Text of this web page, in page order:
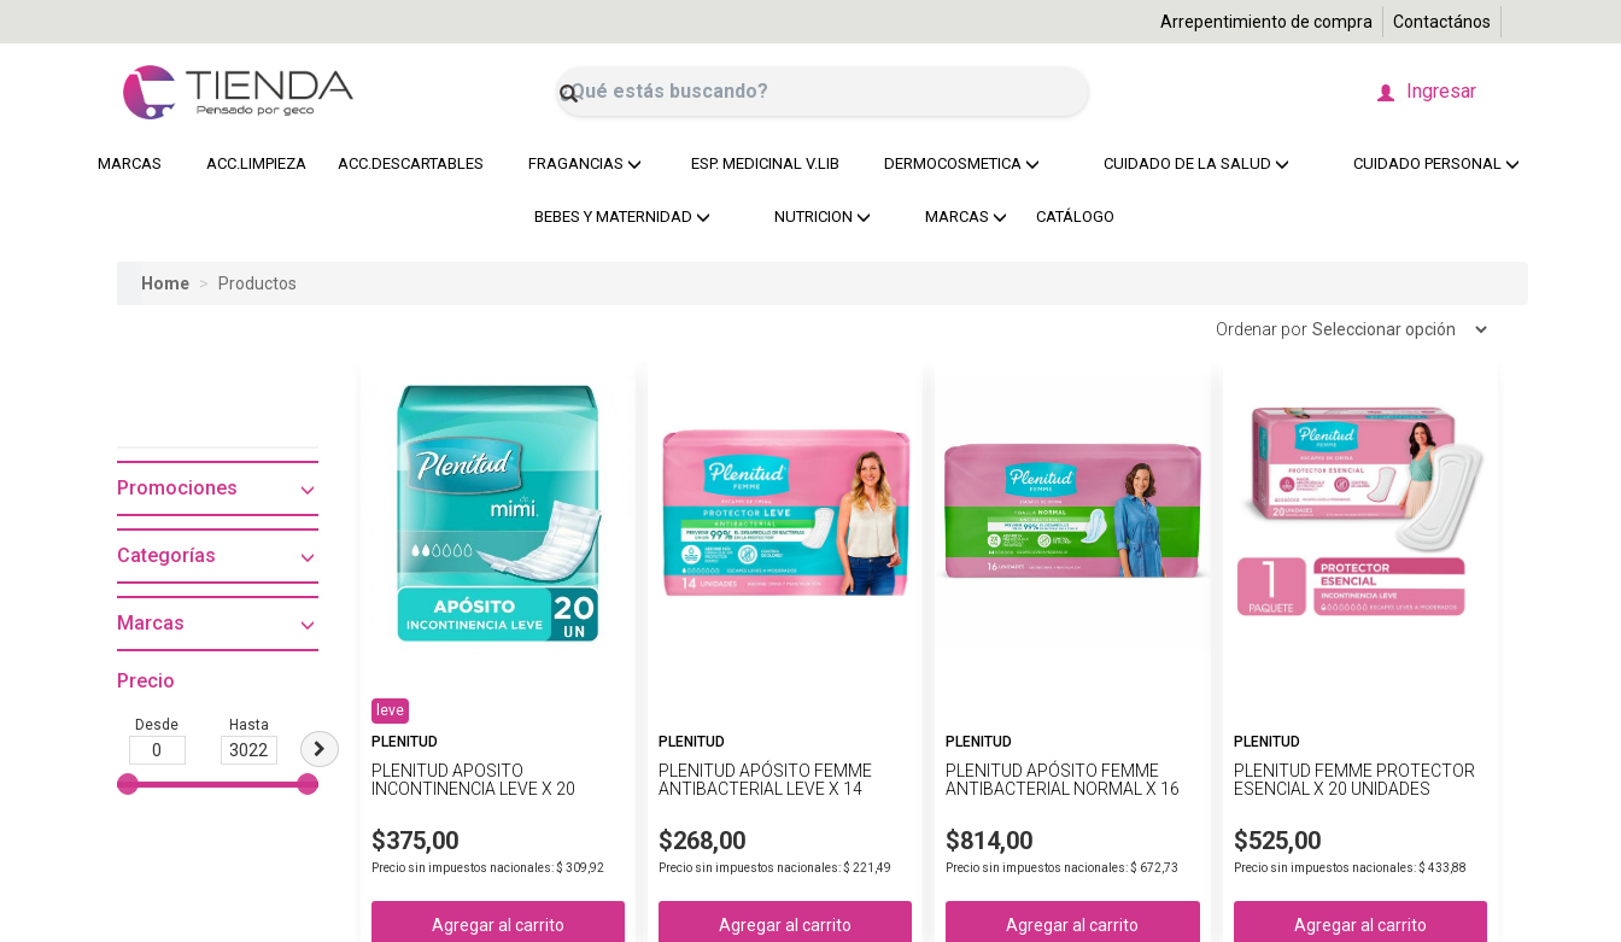
Arrepentimiento de compra Contactános
Ingresar
MARCAS ACC.LIMPIEZA ACC.DESCARTABLES FRAGANCIAS ESP. MEDICINAL V.LIB DERMOCOSMETICA CUIDADO DE LA SALUD CUIDADO PERSONAL
BEBES Y MATERNIDAD NUTRICION MARCAS CATÁLOGO
Home Productos
Ordenar por
Promociones
Categorías
Marcas
Precio
Desde Hasta
leve
PLENITUD
PLENITUD APOSITO
INCONTINENCIA LEVE X 20
$375,00
Precio sin impuestos nacionales: $ 309,92
Agregar al carrito
PLENITUD
PLENITUD APÓSITO FEMME
ANTIBACTERIAL LEVE X 14
$268,00
Precio sin impuestos nacionales: $ 221,49
Agregar al carrito
PLENITUD
PLENITUD APÓSITO FEMME
ANTIBACTERIAL NORMAL X 16
$814,00
Precio sin impuestos nacionales: $ 672,73
Agregar al carrito
PLENITUD
PLENITUD FEMME PROTECTOR
ESENCIAL X 20 UNIDADES
$525,00
Precio sin impuestos nacionales: $ 433,88
Agregar al carrito